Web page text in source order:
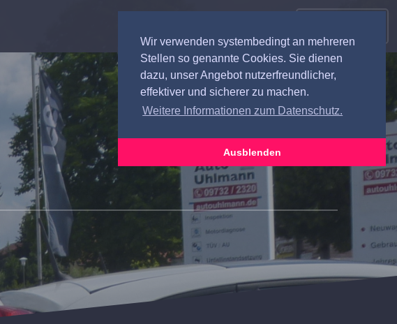
Wir verwenden systembedingt an mehreren
Stellen so genannte Cookies. Sie dienen
dazu, unser Angebot nutzerfreundlicher,
effektiver und sicherer zu machen.
Weitere Informationen zum Datenschutz.
Ausblenden